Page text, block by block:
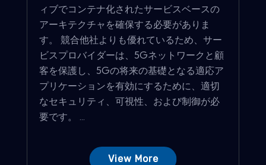
ィブでコンテナ化されたサービスベースの
アーキテクチャを確保する必要がありま
す。 競合他社よりも優れているため、サー
ビスプロバイダーは、5Gネットワ​​ークと顧
客を保護し、5Gの将来の基礎となる適応ア
プリケーションを有効にするために、適切
なセキュリティ、可視性、および制御が必
要です。 ...
View More